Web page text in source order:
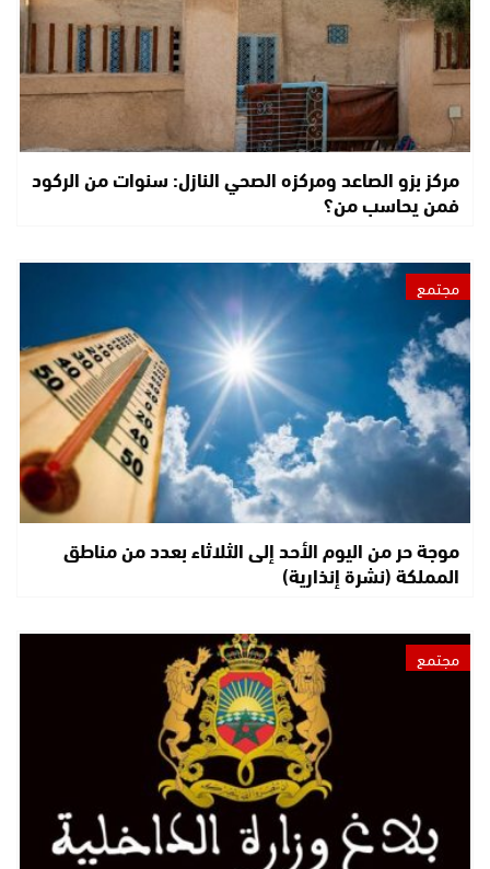
مركز بزو الصاعد ومركزه الصحي النازل: سنوات من الركود
فمن يحاسب من؟
مجتمع
موجة حر من اليوم الأحد إلى الثلاثاء بعدد من مناطق
المملكة (نشرة إنذارية)
مجتمع